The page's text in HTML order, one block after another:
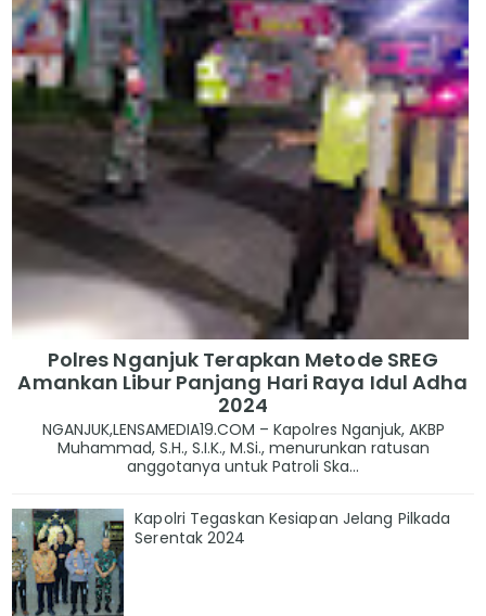
Polres Nganjuk Terapkan Metode SREG
Amankan Libur Panjang Hari Raya Idul Adha
2024
NGANJUK,LENSAMEDIA19.COM – Kapolres Nganjuk, AKBP
Muhammad, S.H., S.I.K., M.Si., menurunkan ratusan
anggotanya untuk Patroli Ska...
Kapolri Tegaskan Kesiapan Jelang Pilkada
Serentak 2024